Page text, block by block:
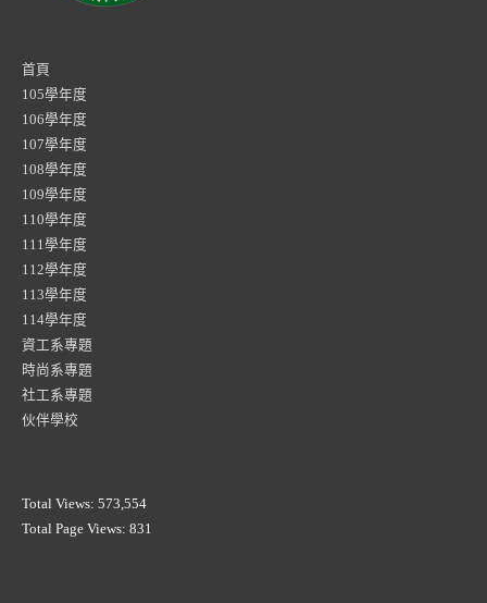
首頁
105學年度
106學年度
107學年度
108學年度
109學年度
110學年度
111學年度
112學年度
113學年度
114學年度
資工系專題
時尚系專題
社工系專題
伙伴學校
Total Views: 573,554
Total Page Views: 831